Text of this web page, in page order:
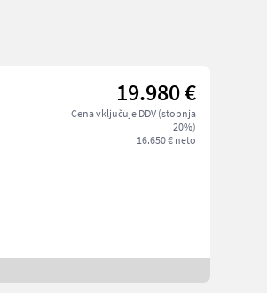
19.980 €
Cena vključuje DDV (stopnja
20%)
16.650 € neto